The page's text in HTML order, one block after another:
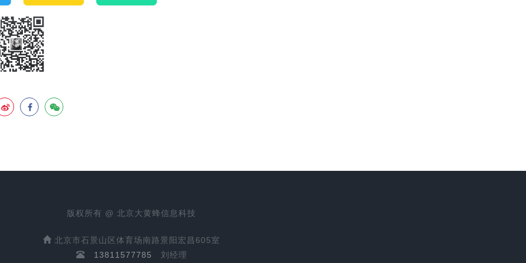
版权所有 @ 北京大黄蜂信息科技
北京市石景山区体育场南路景阳宏昌605室
13811577785
刘经理